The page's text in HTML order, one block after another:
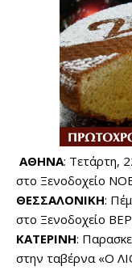
ΑΘΗΝΑ: Τετάρτη,
στο Ξενοδοχείο
ΘΕΣΣΑΛΟΝΙΚΗ:
στο Ξενοδοχείο
ΚΑΤΕΡΙΝΗ:
στην ταβέρνα «Ο